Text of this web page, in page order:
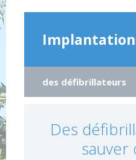
des défibrillateurs
Des
sauver